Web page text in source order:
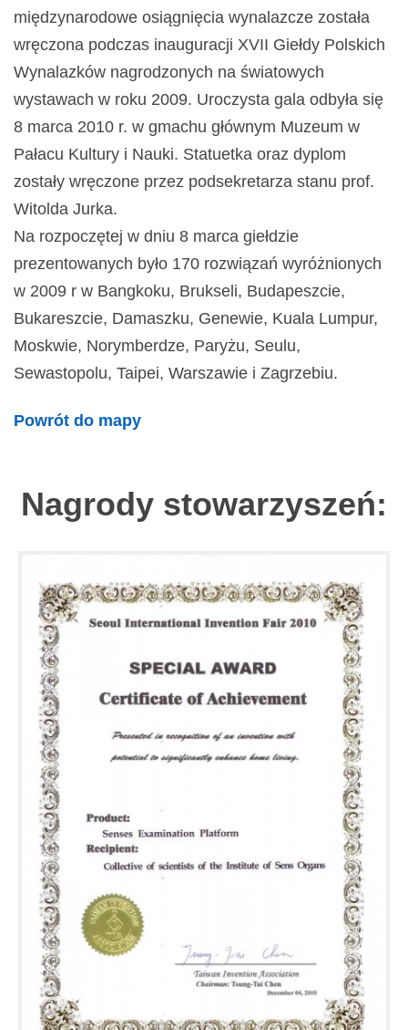
międzynarodowe osiągnięcia wynalazcze została
wręczona podczas inauguracji XVII Giełdy Polskich
Wynalazków nagrodzonych na światowych
wystawach w roku 2009. Uroczysta gala odbyła się
8 marca 2010 r. w gmachu głównym Muzeum w
Pałacu Kultury i Nauki. Statuetka oraz dyplom
zostały wręczone przez podsekretarza stanu prof.
Witolda Jurka.
Na rozpoczętej w dniu 8 marca giełdzie
prezentowanych było 170 rozwiązań wyróżnionych
w 2009 r w Bangkoku, Brukseli, Budapeszcie,
Bukareszcie, Damaszku, Genewie, Kuala Lumpur,
Moskwie, Norymberdze, Paryżu, Seulu,
Sewastopolu, Taipei, Warszawie i Zagrzebiu.
Powrót do mapy
Nagrody stowarzyszeń: